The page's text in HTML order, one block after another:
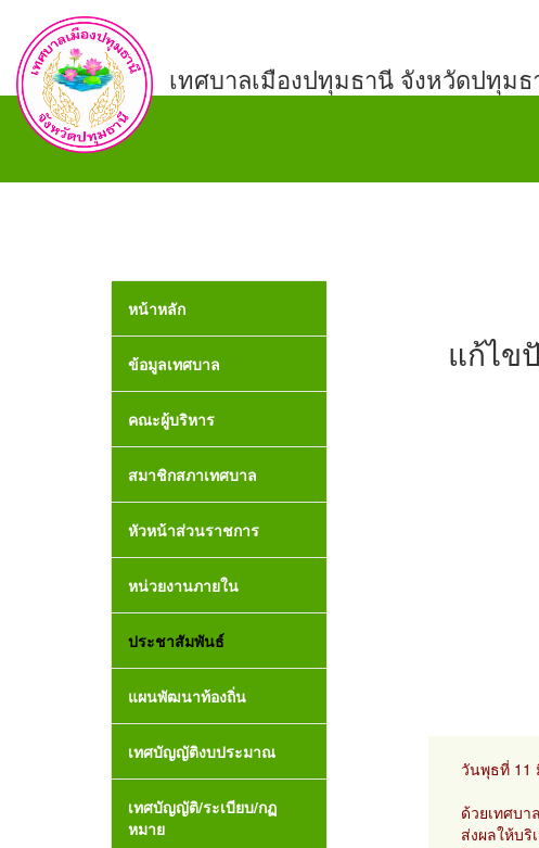
เทศบาลเมืองปทุมธานี จังหวัดปทุม
หน้าหลัก
ข้อมูลเทศบาล
คณะผู้บริหาร
สมาชิกสภาเทศบาล
หัวหน้าส่วนราชการ
หน่วยงานภายใน
ประชาสัมพันธ์
แผนพัฒนาท้องถิ่น
เทศบัญญัติงบประมาณ
เทศบัญญัติ/ระเบียบ/กฏ
หมาย
แก้ไข
วันพุธที่ 11
ด้วยเทศบ
ส่งผลให้บริ